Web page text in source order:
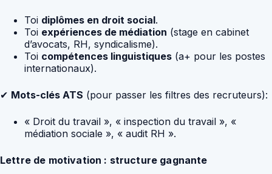
Toi diplômes en droit social.
Toi expériences de médiation (stage en cabinet
d’avocats, RH, syndicalisme).
Toi compétences linguistiques (a+ pour les postes
internationaux).
✔ Mots-clés ATS (pour passer les filtres des recruteurs):
« Droit du travail », « inspection du travail », «
médiation sociale », « audit RH ».
Lettre de motivation : structure gagnante